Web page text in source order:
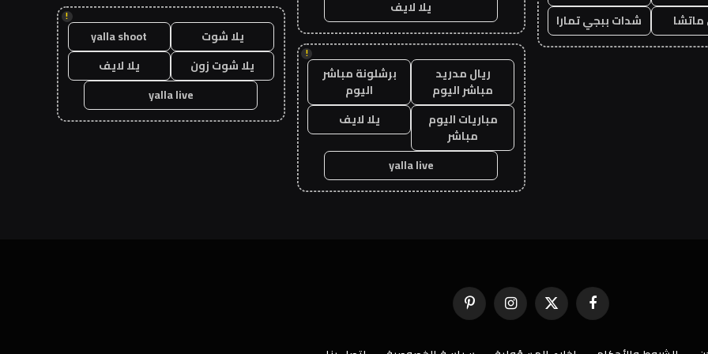
شدات ببجي تمارا
يلا لايف
!
ريال مدريد
مباشر اليوم
برشلونة مباشر
اليوم
مباريات اليوم
مباشر
يلا لايف
yalla live
!
يلا شوت
yalla shoot
يلا شوت زون
يلا لايف
yalla live
فيسبوك X
(Twitter)
الانستغرامبينتيريست